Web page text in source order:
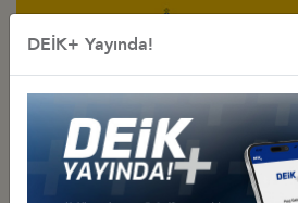
DEİK+ Yayında!